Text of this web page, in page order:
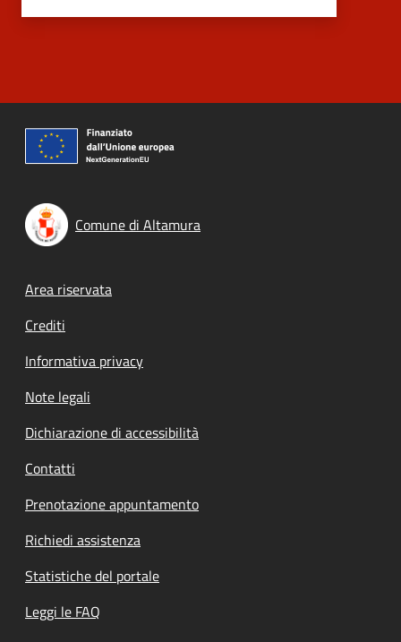
Comune di Altamura
Footer menu
Area riservata
Crediti
Informativa privacy
Note legali
Dichiarazione di accessibilità
Contatti
Prenotazione appuntamento
Richiedi assistenza
Statistiche del portale
Leggi le FAQ